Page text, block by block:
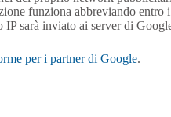
funziona abbreviando
sarà inviato ai server di
per i partner di Google.